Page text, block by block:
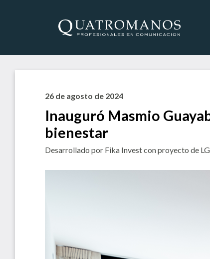
26 de agosto de 2024
Inauguró Masmio
bienestar
Desarrollado por Fika Invest con proyecto de